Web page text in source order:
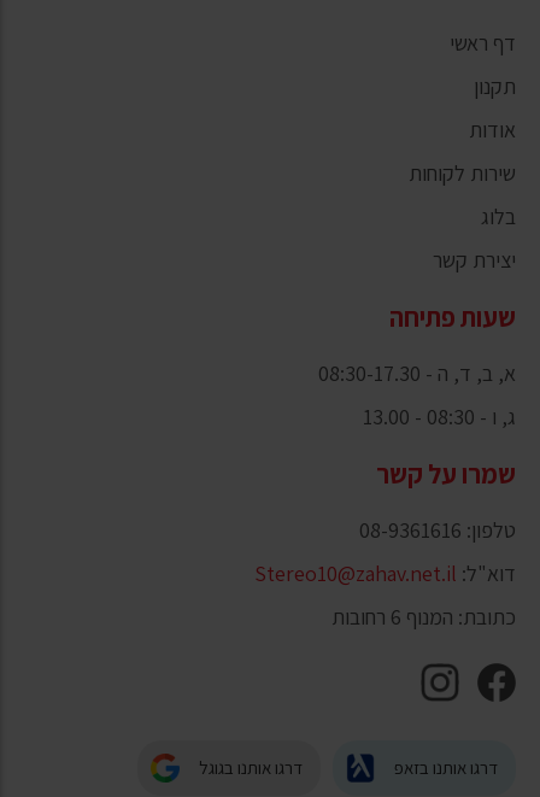
דף ראשי
תקנון
אודות
שירות לקוחות
בלוג
יצירת קשר
שעות פתיחה
א, ב, ד, ה - 08:30-17.30
ג, ו - 08:30 - 13.00
שמרו על קשר
טלפון: 08-9361616
דוא"ל: Stereo10@zahav.net.il
כתובת: המנוף 6 רחובות
דרגו אותנו בזאפ דרגו אותנו בגוגל